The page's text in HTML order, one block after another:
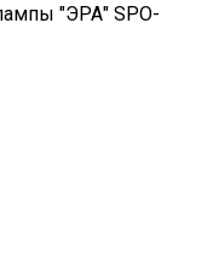
"ЭРА" SPO-